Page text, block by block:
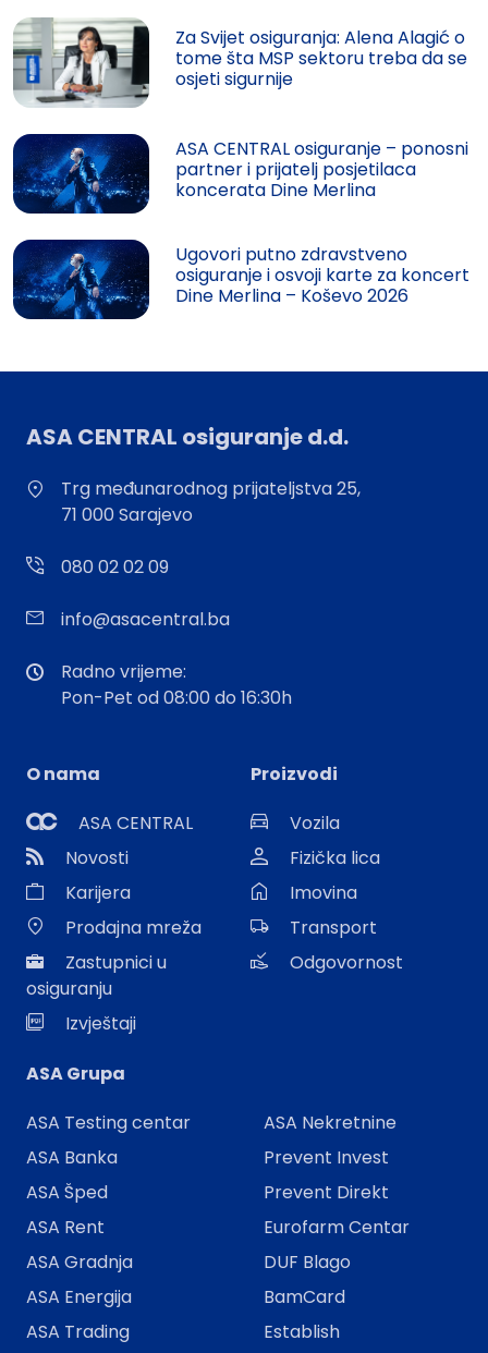
Za Svijet osiguranja: Alena Alagić o
tome šta MSP sektoru treba da se
osjeti sigurnije
ASA CENTRAL osiguranje – ponosni
partner i prijatelj posjetilaca
koncerata Dine Merlina
Ugovori putno zdravstveno
osiguranje i osvoji karte za koncert
Dine Merlina – Koševo 2026
ASA CENTRAL osiguranje d.d.
Trg međunarodnog prijateljstva 25,
71 000 Sarajevo
080 02 02 09
info@asacentral.ba
Radno vrijeme:
Pon-Pet od 08:00 do 16:30h
O nama
ASA CENTRAL
Novosti
Karijera
Prodajna mreža
Zastupnici u
osiguranju
Izvještaji
Proizvodi
Vozila
Fizička lica
Imovina
Transport
Odgovornost
ASA Grupa
ASA Testing centar
ASA Banka
ASA Šped
ASA Rent
ASA Gradnja
ASA Energija
ASA Trading
ASA Nekretnine
Prevent Invest
Prevent Direkt
Eurofarm Centar
DUF Blago
BamCard
Establish